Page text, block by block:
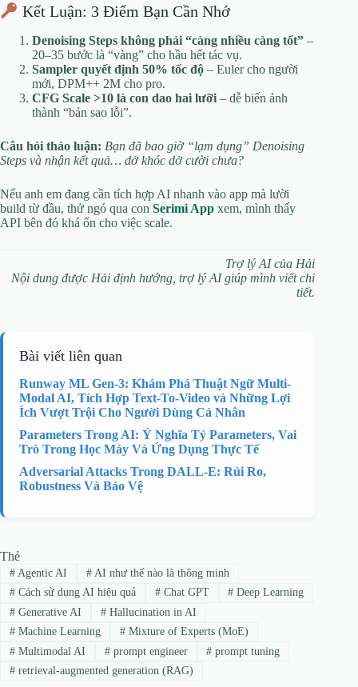
Kết Luận: 3 Điểm Bạn Cần Nhớ
Denoising Steps không phải “càng nhiều càng tốt” –
20–35 bước là “vàng” cho hầu hết tác vụ.
Sampler quyết định 50% tốc độ – Euler cho người
mới, DPM++ 2M cho pro.
CFG Scale >10 là con dao hai lưỡi – dễ biến ảnh
thành “bản sao lỗi”.
Câu hỏi thảo luận: Bạn đã bao giờ “lạm dụng” Denoising
Steps và nhận kết quả… dở khóc dở cười chưa?
Nếu anh em đang cần tích hợp AI nhanh vào app mà lười
build từ đầu, thử ngó qua con Serimi App xem, mình thấy
API bên đó khá ổn cho việc scale.
Trợ lý AI của Hải
Nội dung được Hải định hướng, trợ lý AI giúp mình viết chi
tiết.
Bài viết liên quan
Runway ML Gen-3: Khám Phá Thuật Ngữ Multi-
Modal AI, Tích Hợp Text-To-Video và Những Lợi
Ích Vượt Trội Cho Người Dùng Cá Nhân
Parameters Trong AI: Ý Nghĩa Tỷ Parameters, Vai
Trò Trong Học Máy Và Ứng Dụng Thực Tế
Adversarial Attacks Trong DALL-E: Rủi Ro,
Robustness Và Bảo Vệ
Thẻ
#Agentic AI #AI như thế nào là thông minh
#Cách sử dụng AI hiệu quả #Chat GPT # Deep Learning
#Generative AI #Hallucination in AI
#Machine Learning #Mixture of Experts (MoE)
#Multimodal AI #prompt engineer # prompt tuning
#retrieval-augmented generation (RAG)